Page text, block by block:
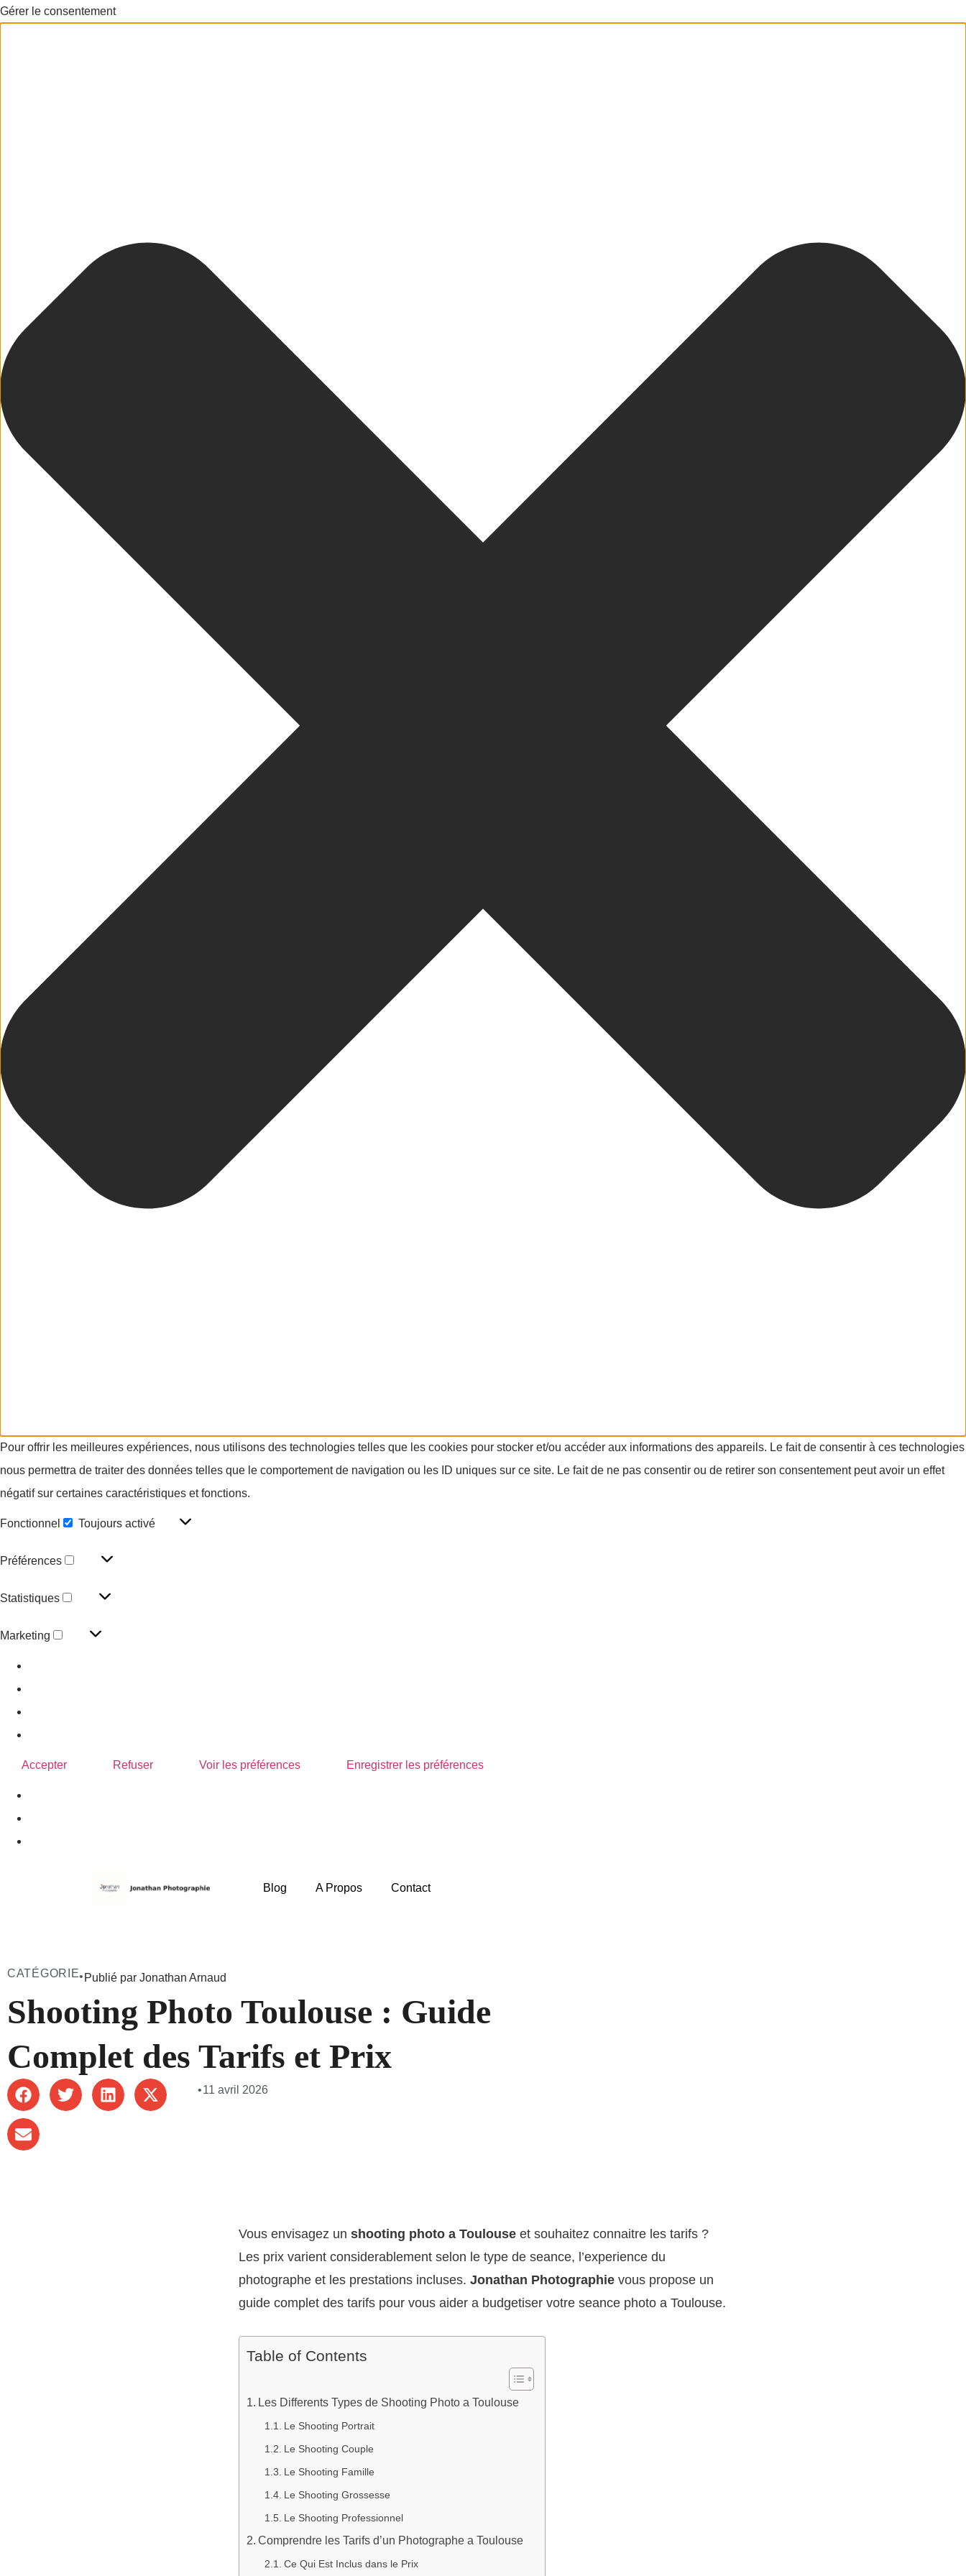
Gérer le consentement
Pour offrir les meilleures expériences, nous utilisons des technologies telles que les cookies pour stocker et/ou accéder aux informations des appareils. Le fait de consentir à ces technologies
nous permettra de traiter des données telles que le comportement de navigation ou les ID uniques sur ce site. Le fait de ne pas consentir ou de retirer son consentement peut avoir un effet
négatif sur certaines caractéristiques et fonctions.
Fonctionnel Toujours activé
Préférences
Statistiques
Marketing
Accepter Refuser Voir les préférences Enregistrer les préférences
Blog A Propos Contact
CATÉGORIE• Publié par Jonathan Arnaud
Shooting Photo Toulouse : Guide
Complet des Tarifs et Prix
•11 avril 2026
Vous envisagez un shooting photo a Toulouse et souhaitez connaitre les tarifs ?
Les prix varient considerablement selon le type de seance, l’experience du
photographe et les prestations incluses. Jonathan Photographie vous propose un
guide complet des tarifs pour vous aider a budgetiser votre seance photo a Toulouse.
Table of Contents
Les Differents Types de Shooting Photo a Toulouse
Le Shooting Portrait
Le Shooting Couple
Le Shooting Famille
Le Shooting Grossesse
Le Shooting Professionnel
Comprendre les Tarifs d’un Photographe a Toulouse
Ce Qui Est Inclus dans le Prix